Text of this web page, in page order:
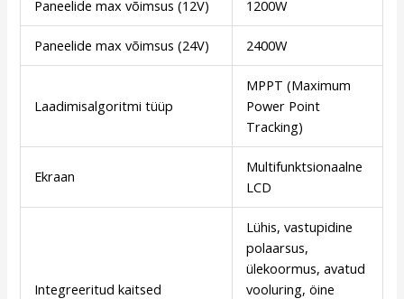
Paneelide max võimsus (12V) 1200W
Paneelide max võimsus (24V) 2400W
Laadimisalgoritmi tüüp
MPPT (Maximum
Power Point
Tracking)
Ekraan
Multifunktsionaalne
LCD
Integreeritud kaitsed
Lühis, vastupidine
polaarsus,
ülekoormus, avatud
vooluring, öine